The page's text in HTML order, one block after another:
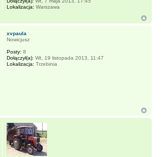
Lokalizacja: Warszawa
xvpaula
Nowicjusz
Posty: 8
Dołączył(a): Wt, 19 listopada 2013, 11:47
Lokalizacja: Trzebinia